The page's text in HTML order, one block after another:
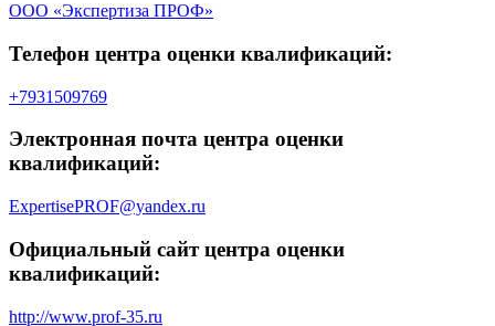
ООО «Экспертиза ПРОФ»
Телефон центра оценки квалификаций:
+7931509769
Электронная почта центра оценки
квалификаций:
ExpertisePROF@yandex.ru
Официальный сайт центра оценки
квалификаций:
http://www.prof-35.ru